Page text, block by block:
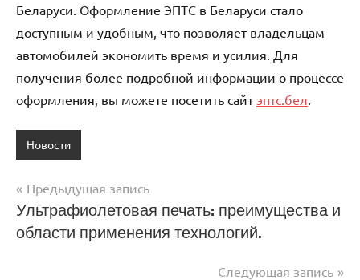
Беларуси. Оформление ЭПТС в Беларуси стало
доступным и удобным, что позволяет владельцам
автомобилей экономить время и усилия. Для
получения более подробной информации о процессе
оформления, вы можете посетить сайт эптс.бел
Новости
Навигация
по
Предыдущая запись
Ультрафиолетовая печать: преимущества и
области применения технологий.
Следующая запись